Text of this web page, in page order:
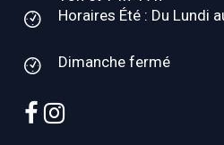
Horaires Été : Du Lundi
Dimanche fermé
facebook
instagram